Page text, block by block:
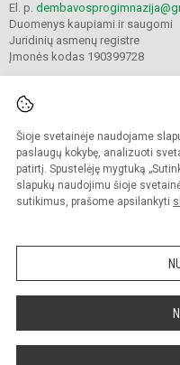
Šioje svetainėje naudojame
paslaugų kokybę, analizuoti
patirtį. Spustelėję mygtuką
slapukų naudojimu šioje
sutikimus, prašome apsilankyti
El. p.
Duomenys kaupiami ir saugomi
Juridinių asmenų registre
Įmonės kodas 190399728
© 2021. Panevėžio r.
Kopijuoti turinį be raštiško
Prieinamumo
Sumanus būdas atnaujinti